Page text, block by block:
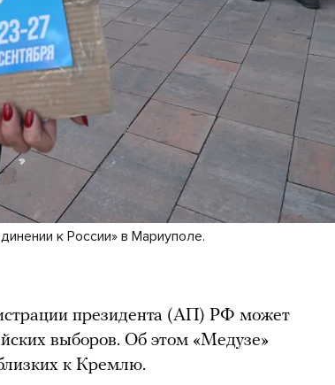
к России» в Мариуполе.
президента (АП) РФ может
выборов. Об этом «Медузе»
к Кремлю.